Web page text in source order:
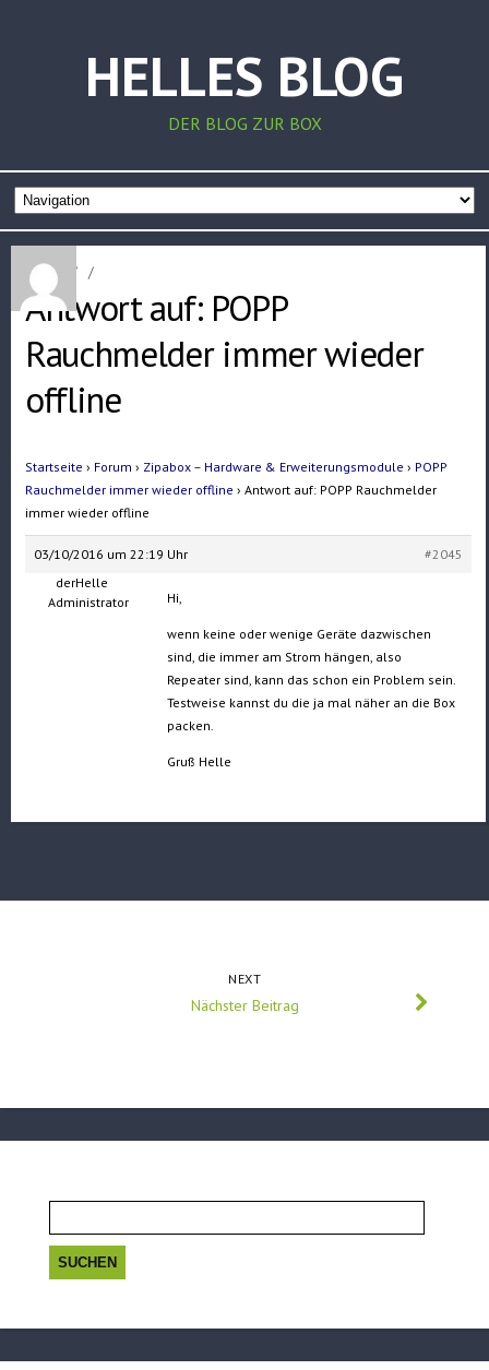
HELLES BLOG
DER BLOG ZUR BOX
Home / /
Antwort auf: POPP
Rauchmelder immer wieder
offline
Startseite › Forum › Zipabox – Hardware & Erweiterungsmodule › POPP
Rauchmelder immer wieder offline › Antwort auf: POPP Rauchmelder
immer wieder offline
03/10/2016 um 22:19 Uhr
#2045
derHelle
Administrator
Hi,
wenn keine oder wenige Geräte dazwischen
sind, die immer am Strom hängen, also
Repeater sind, kann das schon ein Problem sein.
Testweise kannst du die ja mal näher an die Box
packen.
Gruß Helle
NEXT
Nächster Beitrag
nach: